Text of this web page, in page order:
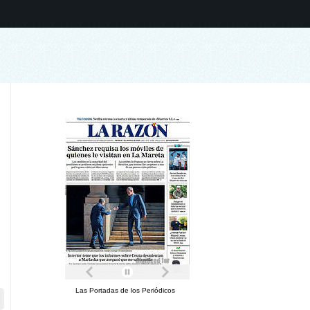
Las Portadas de los Periódicos